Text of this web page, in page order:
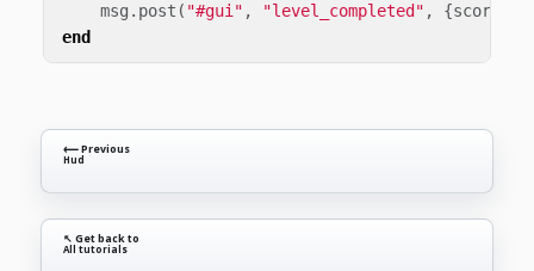
msg . post ( "#gui" , "level_completed" , {score
end
⟵ Previous
Hud
↖ Get back to
All tutorials